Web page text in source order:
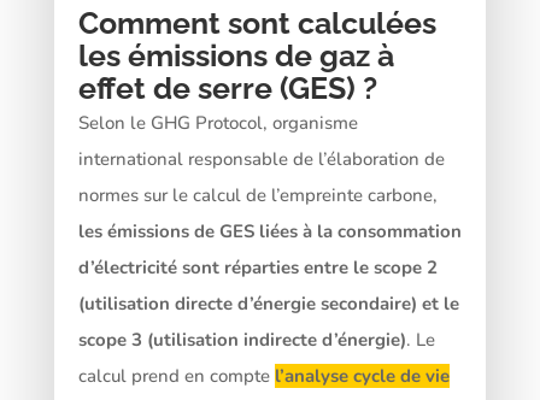
Comment sont calculées
les émissions de gaz à
effet de serre (GES) ?
Selon le GHG Protocol, organisme
international responsable de l’élaboration de
normes sur le calcul de l’empreinte carbone,
les émissions de GES liées à la consommation
d’électricité sont réparties entre le scope 2
(utilisation directe d’énergie secondaire) et le
scope 3 (utilisation indirecte d’énergie). Le
calcul prend en compte l’analyse cycle de vie